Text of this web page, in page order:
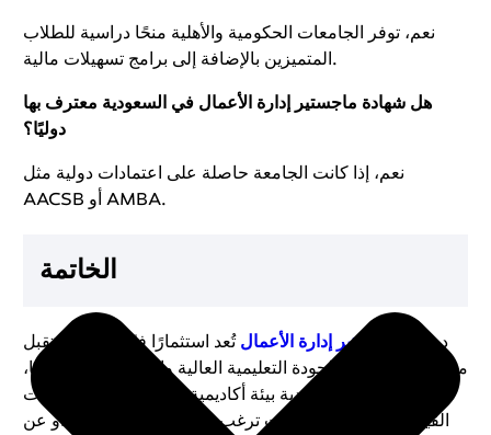
نعم، توفر الجامعات الحكومية والأهلية منحًا دراسية للطلاب
المتميزين بالإضافة إلى برامج تسهيلات مالية.
هل شهادة ماجستير إدارة الأعمال في السعودية معترف بها
دوليًا؟
نعم، إذا كانت الجامعة حاصلة على اعتمادات دولية مثل
AACSB أو AMBA.
الخاتمة
دراسة ماجستير إدارة الأعمال تُعد استثمارًا فعّالًا نحو مستقبل
مهني واعد. بفضل الجودة التعليمية العالية واعتماد البرامج دوليًا،
تُقدّم الجامعات السعودية بيئة أكاديمية مثالية تُعزّز من مهارات
القيادة والإدارة. سواء كنت ترغب في الدراسة التقليدية أو عن